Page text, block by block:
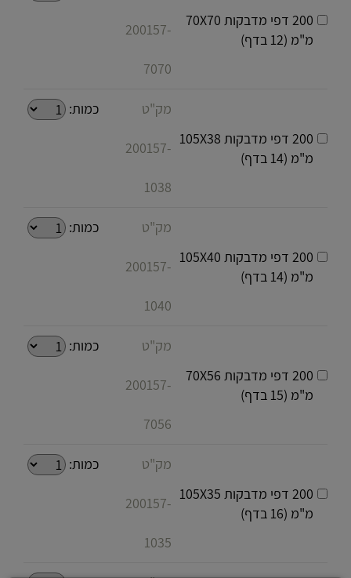
200 דפי מדבקות 70X70
מ"מ (12 בדף)
200157-
7070
200 דפי מדבקות 105X38
מ"מ (14 בדף)
מק"ט
200157-
1038
כמות:
200 דפי מדבקות 105X40
מ"מ (14 בדף)
מק"ט
200157-
1040
כמות:
200 דפי מדבקות 70X56
מ"מ (15 בדף)
מק"ט
200157-
7056
כמות:
200 דפי מדבקות 105X35
מ"מ (16 בדף)
מק"ט
200157-
1035
כמות: